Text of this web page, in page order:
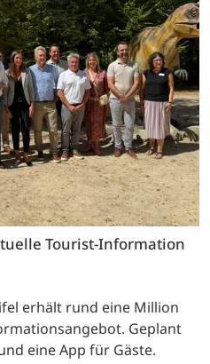
Tourist-Information
erhält rund eine Million
Geplant
eine App für Gäste.